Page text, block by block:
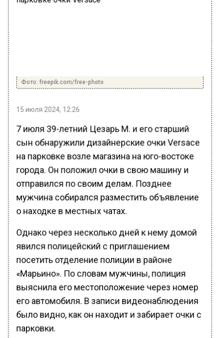
Фото: freepik.com/free-photo
15 июля 2024, 12:26
7 июля 39-летний Цезарь М. и его старший
сын обнаружили дизайнерские очки Versace
на парковке возле магазина на юго-востоке
города. Он положил очки в свою машину и
отправился по своим делам. Позднее
мужчина собирался разместить объявление
о находке в местных чатах.
Однако через несколько дней к нему домой
явился полицейский с приглашением
посетить отделение полиции в районе
«Марьино». По словам мужчины, полиция
выяснила его местоположение через номер
его автомобиля. В записи видеонаблюдения
было видно, как он находит и забирает очки с
парковки.